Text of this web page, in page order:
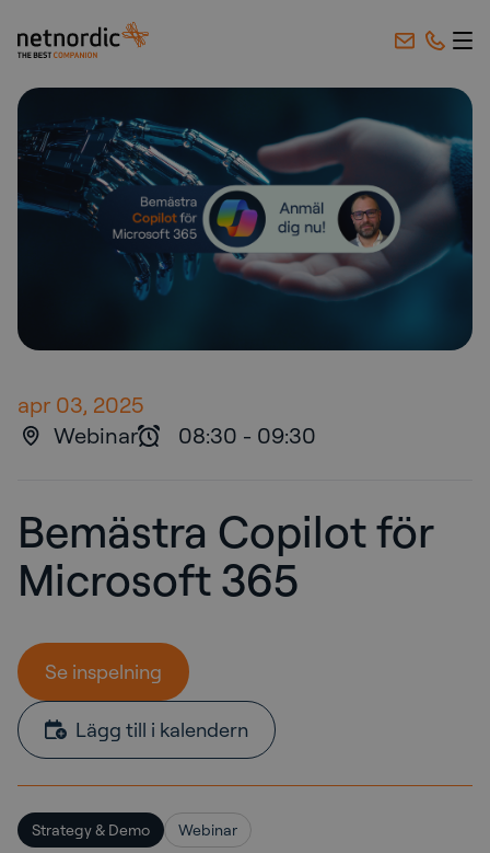
NetNordic Sweden
apr 03, 2025
Webinar
08:30 - 09:30
Bemästra Copilot för
Microsoft 365
Se inspelning
Lägg till i kalendern
Strategy & Demo Webinar